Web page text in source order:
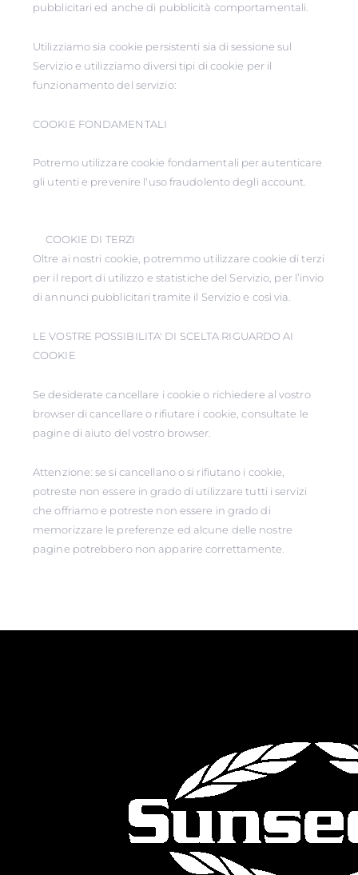
pubblicitari ed anche di pubblicità comportamentali.
Utilizziamo sia cookie persistenti sia di sessione sul
Servizio e utilizziamo diversi tipi di cookie per il
funzionamento del servizio:
COOKIE FONDAMENTALI
Potremo utilizzare cookie fondamentali per autenticare
gli utenti e prevenire l'uso fraudolento degli account.
COOKIE DI TERZI
Oltre ai nostri cookie, potremmo utilizzare cookie di terzi
per il report di utilizzo e statistiche del Servizio, per l’invio
di annunci pubblicitari tramite il Servizio e così via.
LE VOSTRE POSSIBILITA' DI SCELTA RIGUARDO AI
COOKIE
Se desiderate cancellare i cookie o richiedere al vostro
browser di cancellare o rifiutare i cookie, consultate le
pagine di aiuto del vostro browser.
Attenzione: se si cancellano o si rifiutano i cookie,
potreste non essere in grado di utilizzare tutti i servizi
che offriamo e potreste non essere in grado di
memorizzare le preferenze ed alcune delle nostre
pagine potrebbero non apparire correttamente.